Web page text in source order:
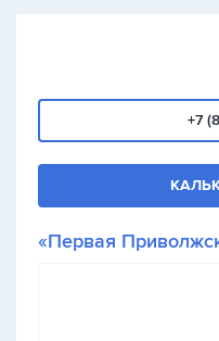
+7
«Первая